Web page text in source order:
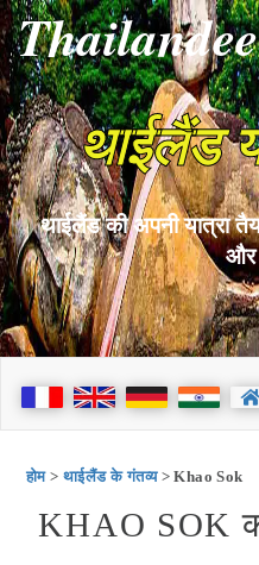
थाईलैंड
थाईलैंड की अपनी यात्रा
और
होम>थाईलैंड के गंतव्य> Khao Sok
KHAO SOK